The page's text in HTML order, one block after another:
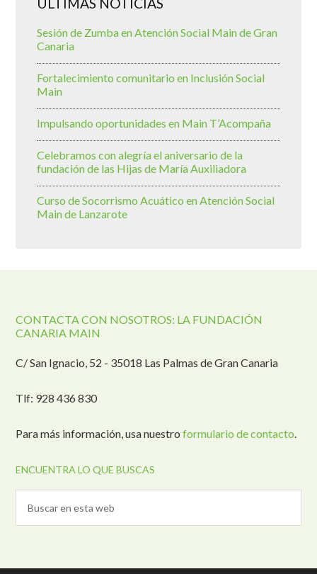
Sesión de Zumba en Atención Social Main de Gran
Canaria
Fortalecimiento comunitario en Inclusión Social
Main
Impulsando oportunidades en Main T’Acompaña
Celebramos con alegría el aniversario de la
fundación de las Hijas de María Auxiliadora
Curso de Socorrismo Acuático en Atención Social
Main de Lanzarote
CONTACTA CON NOSOTROS: LA FUNDACIÓN
CANARIA MAIN
C/ San Ignacio, 52 - 35018 Las Palmas de Gran Canaria
Tlf: 928 436 830
Para más información, usa nuestroformulario de contacto
ENCUENTRA LO QUE BUSCAS